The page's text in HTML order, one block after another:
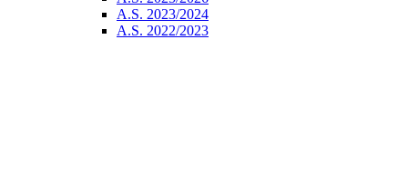
A.S. 2023/2024
A.S. 2022/2023